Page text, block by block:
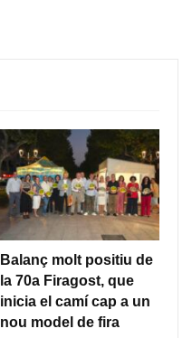
Balanç molt positiu de
la 70a Firagost, que
inicia el camí cap a un
nou model de fira